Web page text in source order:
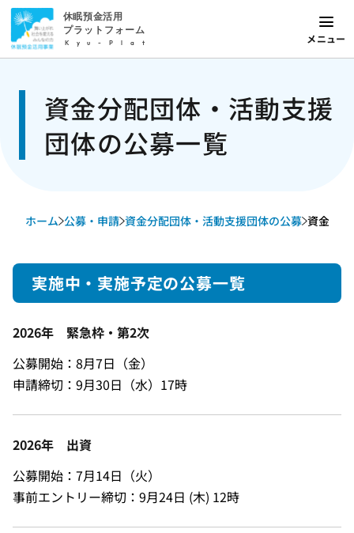
休眠預金活用
プラットフォーム
Kyu-Plat メニュー
資金分配団体・活動支援
団体の公募一覧
ホーム 公募・申請 資金分配団体・活動支援団体の公募 資金分
実施中・実施予定の公募一覧
2026年 緊急枠・第2次
公募開始：8月7日（金）
申請締切：9月30日（水）17時
2026年 出資
公募開始：7月14日（火）
事前エントリー締切：9月24日 (木) 12時